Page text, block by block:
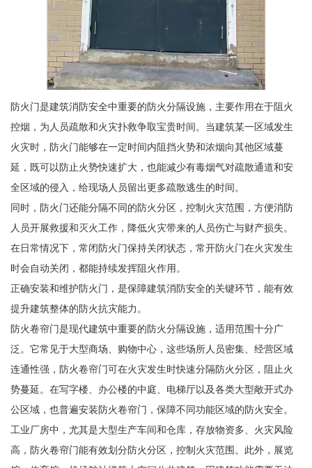
防火门是建筑消防安全中重要的防火分隔设施，主要作用在于阻火
控烟，为人员疏散和火灾扑救争取宝贵时间。当建筑某一区域发生
火灾时，防火门能够在一定时间内阻挡火势和浓烟向其他区域蔓
延，既可以防止火势快速扩大，也能减少有毒烟气对疏散通道和安
全区域的侵入，给现场人员留出更多疏散逃生的时间。
同时，防火门还能分隔不同的防火分区，控制火灾范围，方便消防
人员开展救援和灭火工作，降低火灾带来的人员伤亡与财产损失。
在日常情况下，常闭防火门保持关闭状态，常开防火门在火灾发生
时会自动关闭，都能持续发挥阻火作用。
正确安装和维护防火门，是保障建筑消防安全的关键环节，能有效
提升建筑整体的防火抗灾能力。
防火卷帘门是现代建筑中重要的防火分隔设施，适用范围十分广
泛。它常见于大型商场、购物中心，这些场所人员密集、经营区域
连通性强，防火卷帘门可在火灾发生时快速分隔防火分区，阻止火
势蔓延。在写字楼、办公楼的中庭、电梯厅以及各类大型敞开式办
公区域，也普遍安装防火卷帘门，保障不同功能区域的防火安全。
工业厂房中，尤其是大型生产车间和仓库，存放物资多、火灾风险
高，防火卷帘门能有效划分防火分区，控制火灾范围。此外，展览